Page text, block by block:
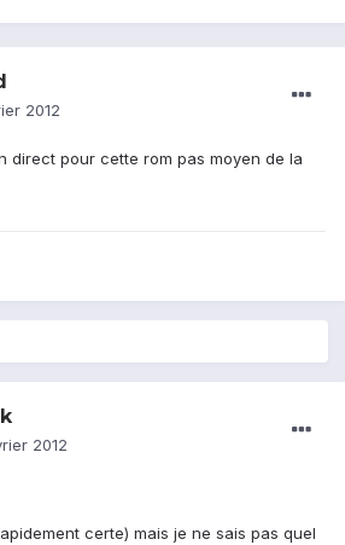
2012
direct pour cette rom pas moyen de la
2012
certe) mais je ne sais pas quel